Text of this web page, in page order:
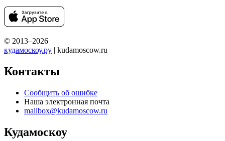
© 2013–2026
кудамоскоу.ру | kudamoscow.ru
Контакты
Сообщить об ошибке
Наша электронная почта
mailbox@kudamoscow.ru
Кудамоскоу